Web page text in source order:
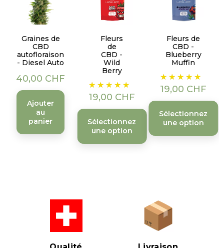
Graines de
CBD
autofloraison
- Diesel Auto
Prix
40,00 CHF
Ajouter
au
panier
Fleurs
de
CBD -
Wild
Berry
Prix
19,00 CHF
Sélectionnez
une option
Fleurs de
CBD -
Blueberry
Muffin
Prix
19,00 CHF
Sélectionnez
une option